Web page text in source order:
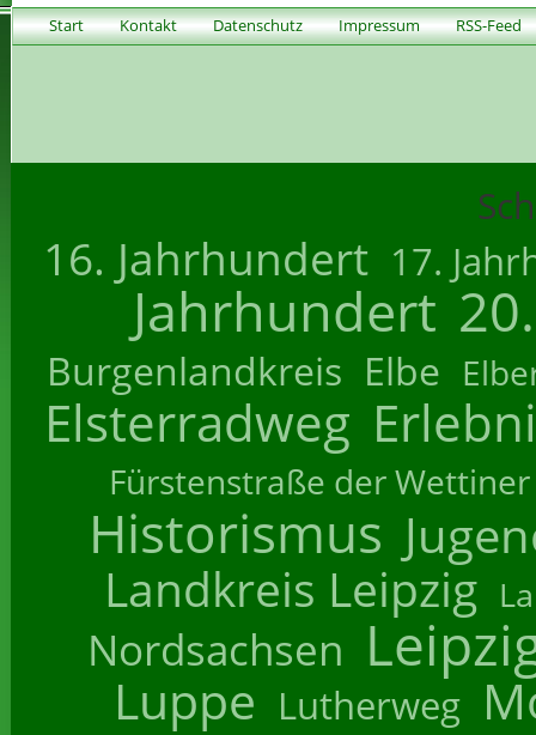
Start Kontakt Datenschutz Impressum RSS-Feed
16. Jahrhundert 17.
Jahrhundert
Burgenlandkreis Elbe
Elsterradweg
Fürstenstraße der Wettiner
Historismus
Landkreis Leipzig
Nordsachsen
Luppe Lutherweg